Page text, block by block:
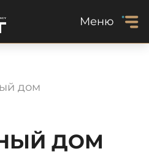
Меню
дом
ДОМ